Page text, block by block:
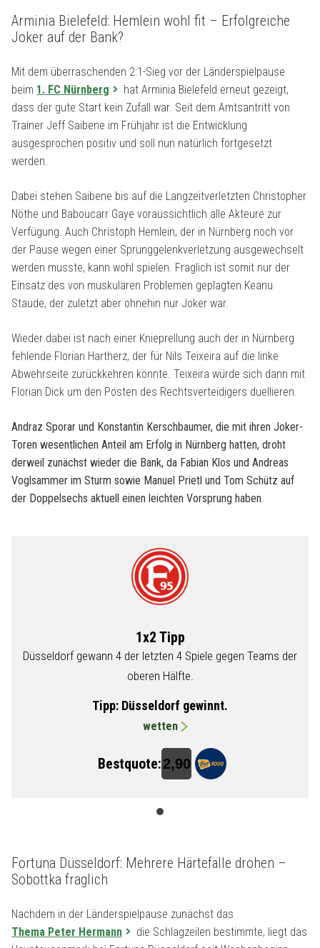
Arminia Bielefeld: Hemlein wohl fit – Erfolgreiche
Joker auf der Bank?
Mit dem überraschenden 2:1-Sieg vor der Länderspielpause
beim 1. FC Nürnberg
hat Arminia Bielefeld erneut gezeigt,
dass der gute Start kein Zufall war. Seit dem Amtsantritt von
Trainer Jeff Saibene im Frühjahr ist die Entwicklung
ausgesprochen positiv und soll nun natürlich fortgesetzt
werden.
Dabei stehen Saibene bis auf die Langzeitverletzten Christopher
Nöthe und Baboucarr Gaye voraussichtlich alle Akteure zur
Verfügung. Auch Christoph Hemlein, der in Nürnberg noch vor
der Pause wegen einer Sprunggelenkverletzung ausgewechselt
werden musste, kann wohl spielen. Fraglich ist somit nur der
Einsatz des von muskulären Problemen geplagten Keanu
Staude, der zuletzt aber ohnehin nur Joker war.
Wieder dabei ist nach einer Knieprellung auch der in Nürnberg
fehlende Florian Hartherz, der für Nils Teixeira auf die linke
Abwehrseite zurückkehren könnte. Teixeira würde sich dann mit
Florian Dick um den Posten des Rechtsverteidigers duellieren.
Andraz Sporar und Konstantin Kerschbaumer, die mit ihren Joker-
Toren wesentlichen Anteil am Erfolg in Nürnberg hatten, droht
derweil zunächst wieder die Bank, da Fabian Klos und Andreas
Voglsammer im Sturm sowie Manuel Prietl und Tom Schütz auf
der Doppelsechs aktuell einen leichten Vorsprung haben.
1x2 Tipp
Düsseldorf gewann 4 der letzten 4 Spiele gegen Teams der
oberen Hälfte.
Tipp: Düsseldorf gewinnt.
wetten
Bestquote:2,90
Fortuna Düsseldorf: Mehrere Härtefälle drohen –
Sobottka fraglich
Nachdem in der Länderspielpause zunächst das
Thema Peter Hermann
die Schlagzeilen bestimmte, liegt das